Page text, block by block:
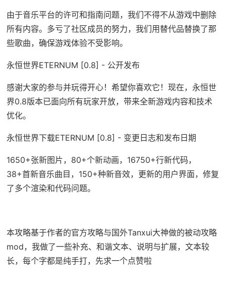
由于音乐平台的许可和指南问题，我们不得不从游戏中删除
所有内容。多亏了社区成员的努力，我们用替代品替换了那
些歌曲，确保游戏体验不受影响。
永恒世界ETERNUM [0.8] - 公开发布
感谢大家的参与并玩得开心！希望你喜欢它！现在，永恒世
界0.8版本已面向所有玩家开放，带来全新游戏内容和技术
优化。
永恒世界下载ETERNUM [0.8] - 变更日志和发布日期
1650+张新图片，80+个新动画，16750+行新代码，
38+首新音乐曲目，150+种新音效，更新的用户界面，修复
了多个渲染和代码问题。
本攻略基于作者的官方攻略与国外Tanxui大神做的被动攻略
mod，我做了一些补充、和谐文本、说明与扩展，文本较
长，每个字都是纯手打，先求一个点赞啦